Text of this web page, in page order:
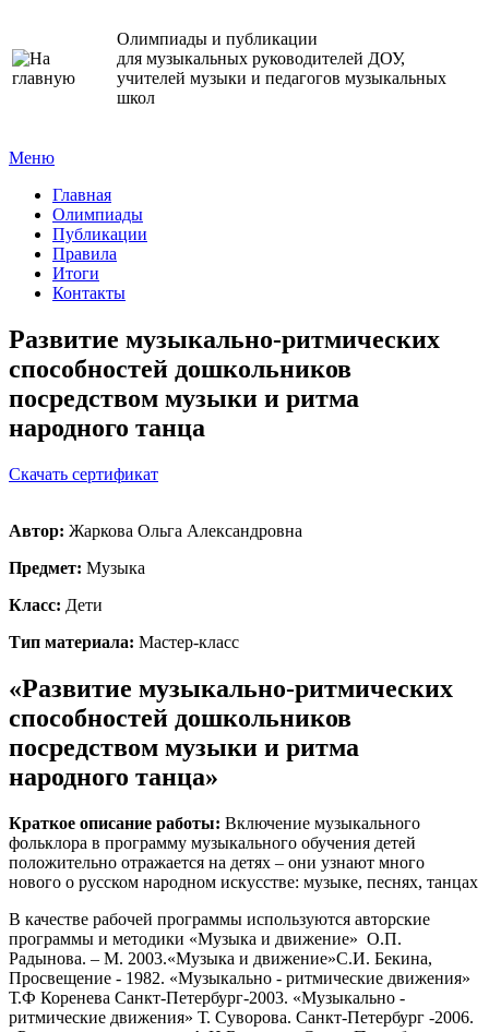
Олимпиады и публикации
для музыкальных руководителей ДОУ,
учителей музыки и педагогов музыкальных
школ
Меню
Главная
Олимпиады
Публикации
Правила
Итоги
Контакты
Развитие музыкально-ритмических
способностей дошкольников
посредством музыки и ритма
народного танца
Cкачать сертификат
Автор: Жаркова Ольга Александровна
Предмет: Музыка
Класс: Дети
Тип материала: Мастер-класс
«Развитие музыкально-ритмических
способностей дошкольников
посредством музыки и ритма
народного танца»
Краткое описание работы: Включение музыкального
фольклора в программу музыкального обучения детей
положительно отражается на детях – они узнают много
нового о русском народном искусстве: музыке, песнях, танцах
В качестве рабочей программы используются авторские
программы и методики «Музыка и движение» О.П.
Радынова. – М. 2003.«Музыка и движение»С.И. Бекина,
Просвещение - 1982. «Музыкально - ритмические движения»
Т.Ф Коренева Санкт-Петербург-2003. «Музыкально -
ритмические движения» Т. Суворова. Санкт-Петербург -2006.